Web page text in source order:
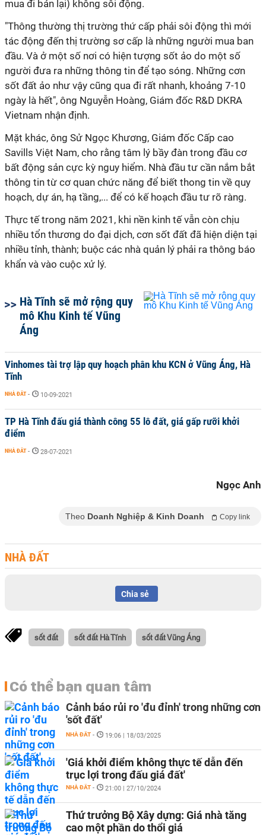
mua đi bán lại) không sôi động.
"Thông thường thị trường thứ cấp phải sôi động thì mới
tác động đến thị trường sơ cấp là những người mua ban
đầu. Và ở một số nơi có hiện tượng sốt ảo do một số
người đưa ra những thông tin để tạo sóng. Những cơn
sốt đất ảo như vậy cũng qua đi rất nhanh, khoảng 7-10
ngày là hết", ông Nguyễn Hoàng, Giám đốc R&D DKRA
Vietnam nhận định.
Mặt khác, ông Sử Ngọc Khương, Giám đốc Cấp cao
Savills Việt Nam, cho rằng tâm lý bầy đàn trong đầu cơ
bất động sản cực kỳ nguy hiểm. Nhà đầu tư cần nắm bắt
thông tin từ cơ quan chức năng để biết thong tin về quy
hoạch, dự án, hạ tầng,... để có kế hoạch đầu tư rõ ràng.
Thực tế trong năm 2021, khi nền kinh tế vẫn còn chịu
nhiều tổn thương do đại dịch, cơn sốt đất đã hiện diện tại
nhiều tỉnh, thành; buộc các nhà quản lý phải ra thông báo
khẩn và vào cuộc xử lý.
Hà Tĩnh sẽ mở rộng quy
mô Khu Kinh tế Vũng
Áng
Vinhomes tài trợ lập quy hoạch phân khu KCN ở Vũng Áng, Hà
Tĩnh
NHÀ ĐẤT - 10-09-2021
TP Hà Tĩnh đấu giá thành công 55 lô đất, giá gấp rưỡi khởi
điểm
NHÀ ĐẤT - 28-07-2021
Ngọc Anh
Theo Doanh Nghiệp & Kinh Doanh Copy link
NHÀ ĐẤT
Chia sẻ
sốt đất sốt đất Hà Tĩnh sốt đất Vũng Áng
Có thể bạn quan tâm
Cảnh báo rủi ro 'đu đỉnh' trong những cơn
'sốt đất'
NHÀ ĐẤT - 19:06 | 18/03/2025
'Giá khởi điểm không thực tế dẫn đến
trục lợi trong đấu giá đất'
NHÀ ĐẤT - 21:00 | 27/10/2024
Thứ trưởng Bộ Xây dựng: Giá nhà tăng
cao một phần do thổi giá